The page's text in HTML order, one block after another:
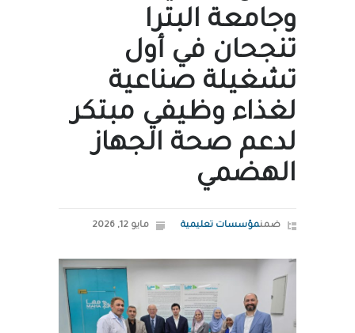
وجامعة البترا
تنجحان في أول
تشغيلة صناعية
لغذاء وظيفي مبتكر
لدعم صحة الجهاز
الهضمي
ضمنمؤسسات تعليمية مايو 12, 2026